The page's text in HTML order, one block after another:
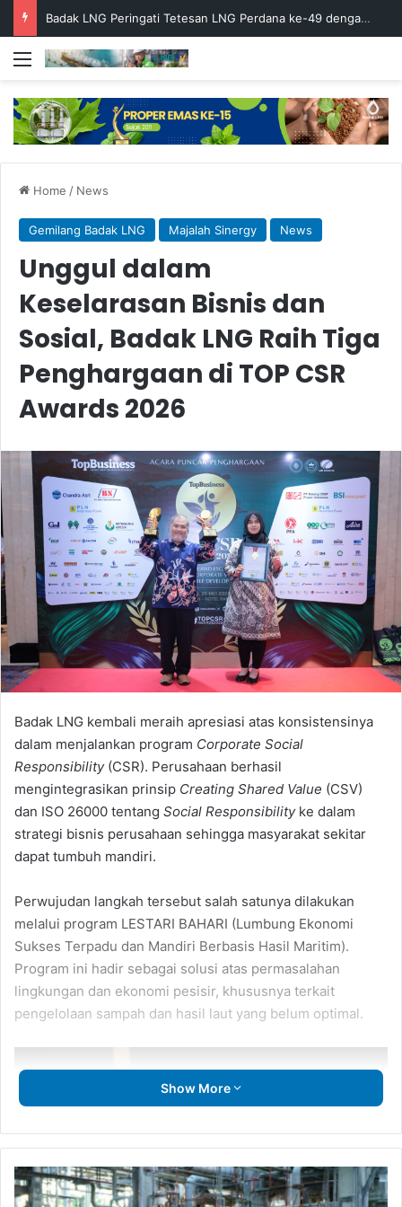
Badak LNG Peringati Tetesan LNG Perdana ke-49 dengan Doa Bersama
Menu
Home / News
Gemilang Badak LNG Majalah Sinergy News
Unggul dalam
Keselarasan Bisnis dan
Sosial, Badak LNG Raih Tiga
Penghargaan di TOP CSR
Awards 2026
Badak LNG kembali meraih apresiasi atas konsistensinya
dalam menjalankan program Corporate Social
Responsibility(CSR). Perusahaan berhasil
mengintegrasikan prinsip Creating Shared Value (CSV)
dan ISO 26000 tentang Social Responsibilityke dalam
strategi bisnis perusahaan sehingga masyarakat sekitar
dapat tumbuh mandiri.
Perwujudan langkah tersebut salah satunya dilakukan
melalui program LESTARI BAHARI (Lumbung Ekonomi
Sukses Terpadu dan Mandiri Berbasis Hasil Maritim).
Program ini hadir sebagai solusi atas permasalahan
lingkungan dan ekonomi pesisir, khususnya terkait
pengelolaan sampah dan hasil laut yang belum optimal.
Show More
Sambut
Transisi